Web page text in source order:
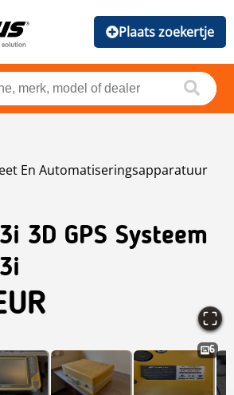
Plaats zoekertje
En Automatiseringsapparatuur
3D GPS Systeem
6